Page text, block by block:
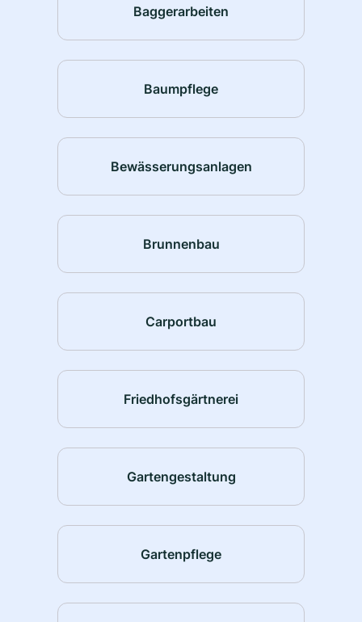
Baggerarbeiten
Baumpflege
Bewässerungsanlagen
Brunnenbau
Carportbau
Friedhofsgärtnerei
Gartengestaltung
Gartenpflege